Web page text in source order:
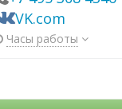
VK.com
Часы работы